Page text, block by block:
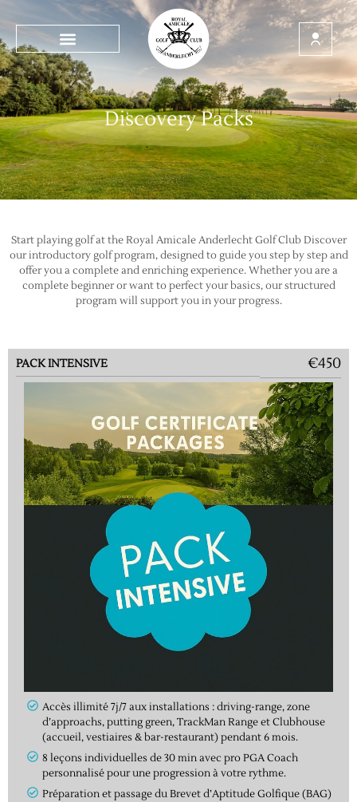
Discovery Packs
Start playing golf at the Royal Amicale Anderlecht Golf Club Discover
our introductory golf program, designed to guide you step by step and
offer you a complete and enriching experience. Whether you are a
complete beginner or want to perfect your basics, our structured
program will support you in your progress.
PACK INTENSIVE €450
Accès illimité 7j/7 aux installations : driving-range, zone
d’approachs, putting green, TrackMan Range et Clubhouse
(accueil, vestiaires & bar-restaurant) pendant 6 mois.
8 leçons individuelles de 30 min avec pro PGA Coach
personnalisé pour une progression à votre rythme.
Préparation et passage du Brevet d’Aptitude Golfique (BAG)